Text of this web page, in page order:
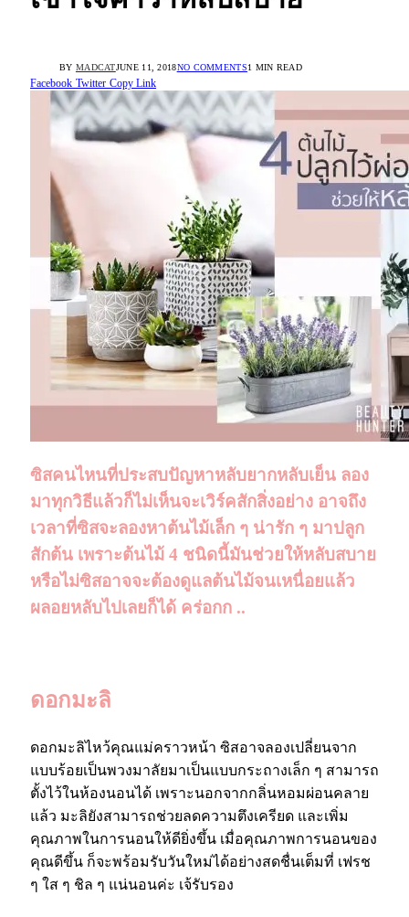
BY MADCATJUNE 11, 2018NO COMMENTS1 MIN READ
Facebook Twitter Copy Link
ซิสคนไหนที่ประสบปัญหาหลับยากหลับเย็น ลอง
มาทุกวิธีแล้วก็ไม่เห็นจะเวิร์คสักสิ่งอย่าง อาจถึง
เวลาที่ซิสจะลองหาต้นไม้เล็ก ๆ น่ารัก ๆ มาปลูก
สักต้น เพราะต้นไม้ 4 ชนิดนี้มันช่วยให้หลับสบาย
หรือไม่ซิสอาจจะต้องดูแลต้นไม้จนเหนื่อยแล้ว
ผลอยหลับไปเลยก็ได้ คร่อกก ..
ดอกมะลิ
ดอกมะลิไหว้คุณแม่คราวหน้า ซิสอาจลองเปลี่ยนจาก
แบบร้อยเป็นพวงมาลัยมาเป็นแบบกระถางเล็ก ๆ สามารถ
ตั้งไว้ในห้องนอนได้ เพราะนอกจากกลิ่นหอมผ่อนคลาย
แล้ว มะลิยังสามารถช่วยลดความตึงเครียด และเพิ่ม
คุณภาพในการนอนให้ดียิ่งขึ้น เมื่อคุณภาพการนอนของ
คุณดีขึ้น ก็จะพร้อมรับวันใหม่ได้อย่างสดชื่นเต็มที่ เฟรช
ๆ ใส ๆ ชิล ๆ แน่นอนค่ะ เจ้รับรอง